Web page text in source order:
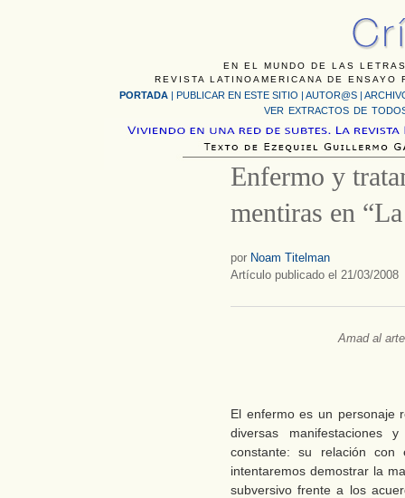
EN EL MUNDO DE LAS
REVISTA LATINOAMERICANA DE
PORTADA | PUBLICAR EN ESTE SITIO | AUTOR@S |
VER EXTRACTOS DE
Enfermo y
mentiras en
por Noam Titelman
Artículo publicado el 21/03/2008
Amad al
El enfermo es un personaje
diversas manifestaciones
constante: su relación
intentaremos demostrar la
subversivo frente a los